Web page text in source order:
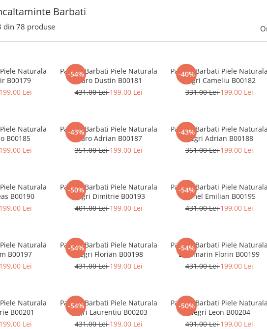
Barbati
din 78 produse
Naturala
B00179
Lei
-54%
Pantofi Barbati Piele Naturala
Maro Dustin B00181
431,00 Lei199,00 Lei
-40%
Pantofi Barbati Piele Naturala
Negri Cameliu B00182
331,00 Lei199,00 Lei
Naturala
B00185
Lei
-43%
Pantofi Barbati Piele Naturala
Maro Adrian B00187
351,00 Lei199,00 Lei
-43%
Pantofi Barbati Piele Naturala
Negri Adrian B00188
351,00 Lei199,00 Lei
Naturala
B00190
Lei
-50%
Pantofi Barbati Piele Naturala
Negri Dimitrie B00193
401,00 Lei199,00 Lei
-54%
Pantofi Barbati Piele Naturala
Camel Emilian B00195
431,00 Lei199,00 Lei
Naturala
B00197
Lei
-54%
Pantofi Barbati Piele Naturala
Negri Florian B00198
431,00 Lei199,00 Lei
-54%
Pantofi Barbati Piele Naturala
Bleumarin Florin B00199
431,00 Lei199,00 Lei
Naturala
B00201
Lei
-54%
Pantofi Barbati Piele Naturala
Negri Laurentiu B00203
431,00 Lei199,00 Lei
-50%
Pantofi Barbati Piele Naturala
Negri Leon B00204
401,00 Lei199,00 Lei